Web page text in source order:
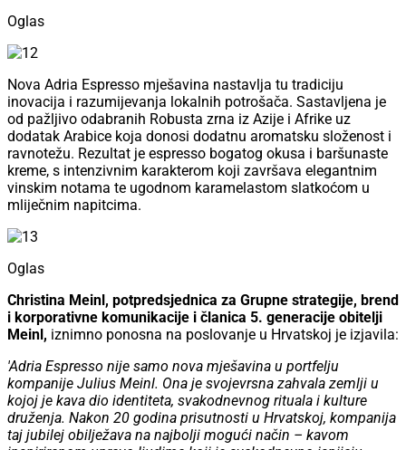
Oglas
Nova Adria Espresso mješavina nastavlja tu tradiciju
inovacija i razumijevanja lokalnih potrošača. Sastavljena je
od pažljivo odabranih Robusta zrna iz Azije i Afrike uz
dodatak Arabice koja donosi dodatnu aromatsku složenost i
ravnotežu. Rezultat je espresso bogatog okusa i baršunaste
kreme, s intenzivnim karakterom koji završava elegantnim
vinskim notama te ugodnom karamelastom slatkoćom u
mliječnim napitcima.
Oglas
Christina Meinl, potpredsjednica za Grupne strategije, brend
i korporativne komunikacije i članica 5. generacije obitelji
Meinl, iznimno ponosna na poslovanje u Hrvatskoj je izjavila:
'Adria Espresso nije samo nova mješavina u portfelju
kompanije Julius Meinl. Ona je svojevrsna zahvala zemlji u
kojoj je kava dio identiteta, svakodnevnog rituala i kulture
druženja. Nakon 20 godina prisutnosti u Hrvatskoj, kompanija
taj jubilej obilježava na najbolji mogući način – kavom